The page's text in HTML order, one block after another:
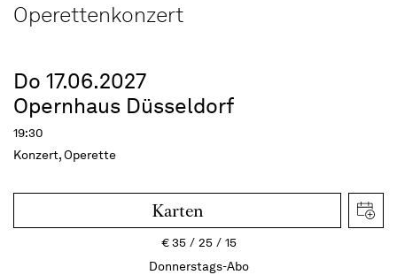
Operettenkonzert
Do 17.06.2027
Opernhaus Düsseldorf
19:30
Konzert, Operette
Karten
€35 25
15
Donnerstags-Abo